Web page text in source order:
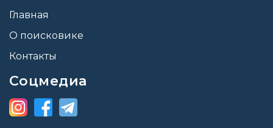
Главная
О поисковике
Контакты
Соцмедиа